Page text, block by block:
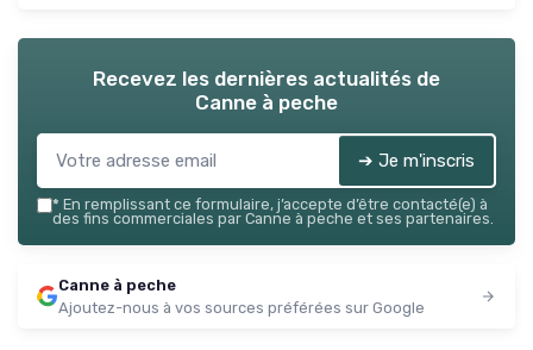
Recevez les dernières actualités de
Canne à peche
➔ Je m'inscris
* En remplissant ce formulaire, j’accepte d’être contacté(e) à
des fins commerciales par Canne à peche et ses partenaires.
Canne à peche
Ajoutez-nous à vos sources préférées sur Google